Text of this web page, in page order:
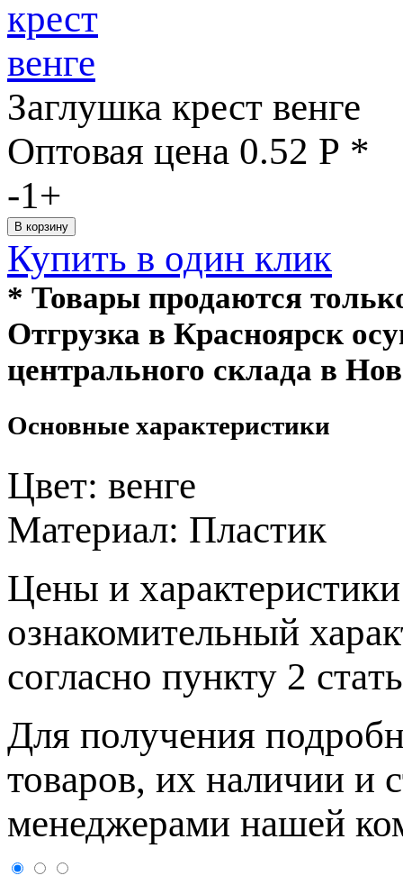
Заглушка крест венге
Оптовая цена 0.52 Р *
-1+
Купить в один клик
* Товары продаются
Отгрузка в Красноярск
центрального склада в
Основные характеристики
Цвет: венге
Материал: Пластик
Цeны и
ознакомительный
согласно пункту 2
Для пoлучения
товaров, их нaличии и
менеджерами нашей